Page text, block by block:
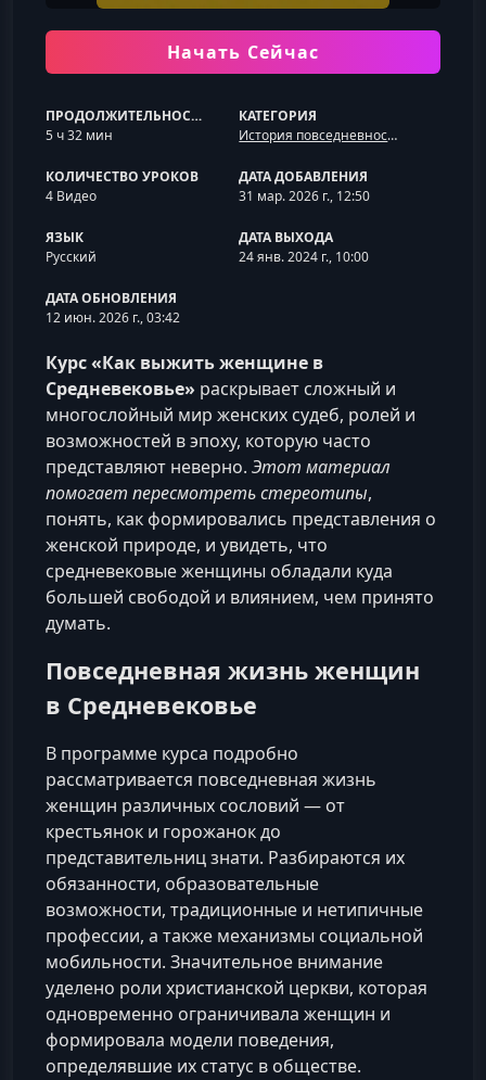
Начать Сейчас
ПРОДОЛЖИТЕЛЬНОСТЬ
5 ч 32 мин
КАТЕГОРИЯ
История повседневности: быт, мода, еда
КОЛИЧЕСТВО УРОКОВ
4 Видео
ДАТА ДОБАВЛЕНИЯ
31 мар. 2026 г., 12:50
ЯЗЫК
Русский
ДАТА ВЫХОДА
24 янв. 2024 г., 10:00
ДАТА ОБНОВЛЕНИЯ
12 июн. 2026 г., 03:42
Курс «Как выжить женщине в
Средневековье» раскрывает сложный и
многослойный мир женских судеб, ролей и
возможностей в эпоху, которую часто
представляют неверно. Этот материал
помогает пересмотреть стереотипы,
понять, как формировались представления о
женской природе, и увидеть, что
средневековые женщины обладали куда
большей свободой и влиянием, чем принято
думать.
Повседневная жизнь женщин
в Средневековье
В программе курса подробно
рассматривается повседневная жизнь
женщин различных сословий — от
крестьянок и горожанок до
представительниц знати. Разбираются их
обязанности, образовательные
возможности, традиционные и нетипичные
профессии, а также механизмы социальной
мобильности. Значительное внимание
уделено роли христианской церкви, которая
одновременно ограничивала женщин и
формировала модели поведения,
определявшие их статус в обществе.